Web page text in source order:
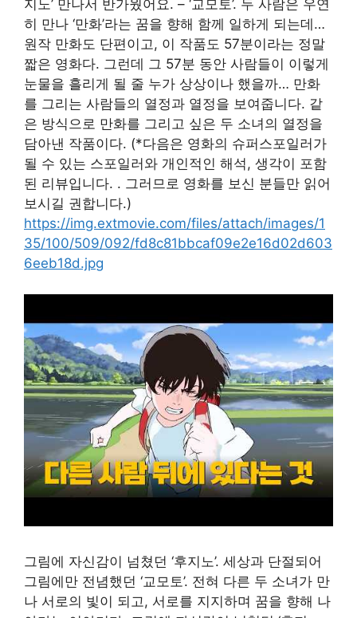
지노’ 만나서 반가웠어요. – ‘교모토’. 두 사람은 우연
히 만나 ‘만화’라는 꿈을 향해 함께 일하게 되는데…
원작 만화도 단편이고, 이 작품도 57분이라는 정말
짧은 영화다. 그런데 그 57분 동안 사람들이 이렇게
눈물을 흘리게 될 줄 누가 상상이나 했을까… 만화
를 그리는 사람들의 열정과 열정을 보여줍니다. 같
은 방식으로 만화를 그리고 싶은 두 소녀의 열정을
담아낸 작품이다. (*다음은 영화의 슈퍼스포일러가
될 수 있는 스포일러와 개인적인 해석, 생각이 포함
된 리뷰입니다. . 그러므로 영화를 보신 분들만 읽어
보시길 권합니다.)
https://img.extmovie.com/files/attach/images/1
35/100/509/092/fd8c81bbcaf09e2e16d02d603
6eeb18d.jpg
그림에 자신감이 넘쳤던 ‘후지노’. 세상과 단절되어
그림에만 전념했던 ‘교모토’. 전혀 다른 두 소녀가 만
나 서로의 빛이 되고, 서로를 지지하며 꿈을 향해 나